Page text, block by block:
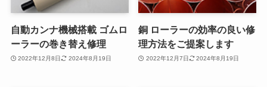
自動カンナ機械搭載 ゴムロ
ーラーの巻き替え修理
2022年12月8日 2024年8月19日
銅 ローラーの効率の良い修
理方法をご提案します
2022年12月7日 2024年8月19日